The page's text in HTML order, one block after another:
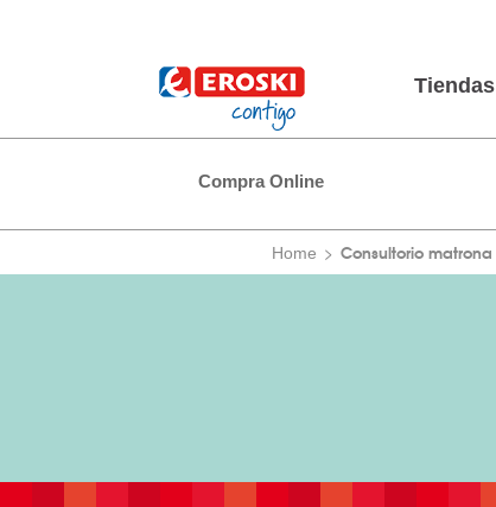
Tiendas
Compra Online
Home Consultorio matrona